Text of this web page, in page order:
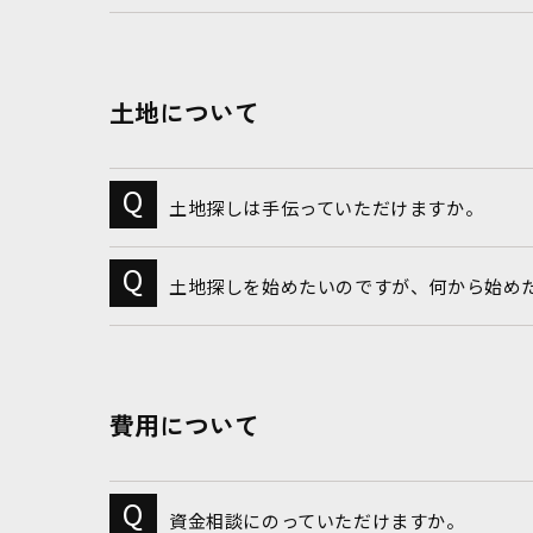
土地について
土地探しは手伝っていただけますか。
土地探しを始めたいのですが、何から始め
費用について
資金相談にのっていただけますか。